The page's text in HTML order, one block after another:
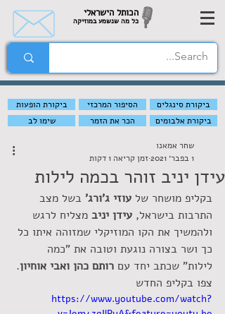
הכותל הישראלי
כל מה שנשמע במוזיקה
ביקורת הופעות הסיפור המרכזי
ביקורת סינגלים
שימו לב
הכר את הזמר ביקורת אלבומים
עידן יניב זוהר בכמה לילות
שחר אמאנו
1 בפבר׳ 2021
זמן קריאה 1 דקות
בקליפ מושחר של עוזי ג'ורג' בשל מצב
התרבות בישראל, עידן יניב מצליח לרגש
ולהמשיך את הקו המוזיקלי שמזוהה איתו כל
כך ושר בצורה נוגעת וטובה את "כמה
לילות" שכתב יחד עם רותם כהן ואבי אוחיון.
צפו בקליפ החדש
https://www.youtube.com/watch?